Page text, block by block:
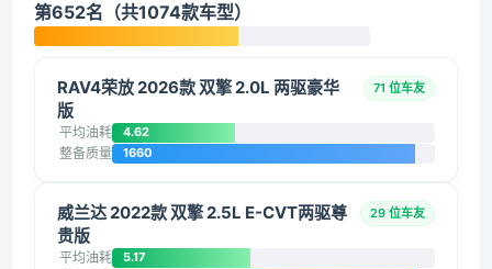
第652名（共1074款车型）
RAV4荣放 2026款 双擎 2.0L 两驱豪华
版
71 位车友
平均油耗 4.62
整备质量 1660
威兰达 2022款 双擎 2.5L E-CVT两驱尊
贵版
29 位车友
平均油耗 5.17